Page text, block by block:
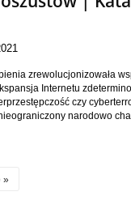
zrewolucjonizowała
Internetu
czy
narodowo
»